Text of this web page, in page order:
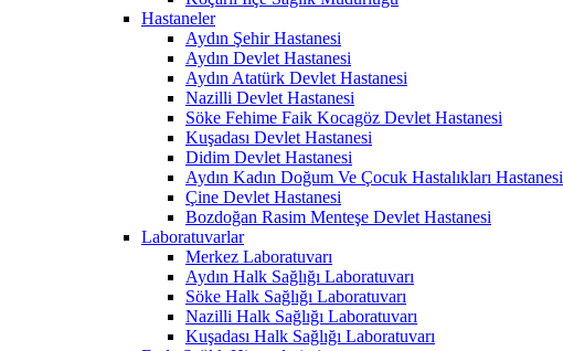
Hastaneler
Aydın Şehir Hastanesi
Aydın Devlet Hastanesi
Aydın Atatürk Devlet Hastanesi
Nazilli Devlet Hastanesi
Söke Fehime Faik Kocagöz Devlet Hastanesi
Kuşadası Devlet Hastanesi
Didim Devlet Hastanesi
Aydın Kadın Doğum Ve Çocuk Hastalıkları Hastanesi
Çine Devlet Hastanesi
Bozdoğan Rasim Menteşe Devlet Hastanesi
Laboratuvarlar
Merkez Laboratuvarı
Aydın Halk Sağlığı Laboratuvarı
Söke Halk Sağlığı Laboratuvarı
Nazilli Halk Sağlığı Laboratuvarı
Kuşadası Halk Sağlığı Laboratuvarı